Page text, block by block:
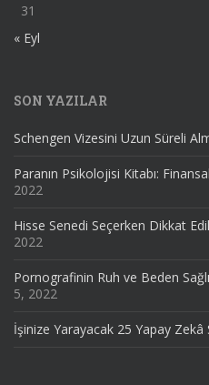
31
« Eyl
SON YAZILAR
Schengen Vizesini Uzun Süreli
Paranın Psikolojisi Kitabı:
2022
Hisse Senedi Seçerken Dikkat
2022
Pornografinin Ruh ve Beden
5, 2022
İşinize Yarayacak 25 Yapay Zekâ